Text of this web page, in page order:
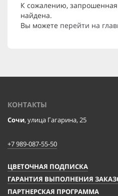
К сожалению,
найдена.
Вы можете перейти на
КОНТАКТЫ
Сочи, улица Гагарина, 25
+7 989-087-55-50
ЦВЕТОЧНАЯ ПОДПИСКА
ГАРАНТИЯ ВЫПОЛНЕНИЯ
ПАРТНЕРСКАЯ ПРОГРАММА